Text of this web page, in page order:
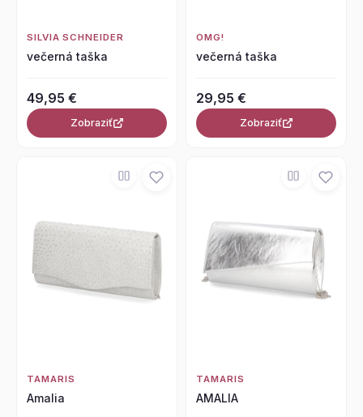
SILVIA SCHNEIDER
večerná taška
49,95 €
Zobraziť
OMG!
večerná taška
29,95 €
Zobraziť
TAMARIS
Amalia
TAMARIS
AMALIA